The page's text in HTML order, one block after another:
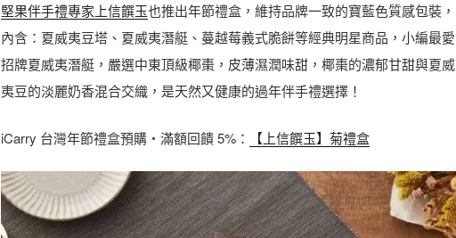
堅果伴手禮專家上信饌玉也推出年節禮盒，維持品牌一致的寶藍色質感包裝，
內含：夏威夷豆塔、夏威夷潛艇、蔓越莓義式脆餅等經典明星商品，小編最愛
招牌夏威夷潛艇，嚴選中東頂級椰棗，皮薄濕潤味甜，椰棗的濃郁甘甜與夏威
夷豆的淡麗奶香混合交織，是天然又健康的過年伴手禮選擇！
iCarry 台灣年節禮盒預購・滿額回饋 5%： 【上信饌玉】菊禮盒